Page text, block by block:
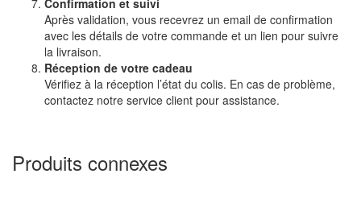
Confirmation et suivi
Après validation, vous recevrez un email de confirmation
avec les détails de votre commande et un lien pour suivre
la livraison.
Réception de votre cadeau
Vérifiez à la réception l’état du colis. En cas de problème,
contactez notre service client pour assistance.
Produits connexes